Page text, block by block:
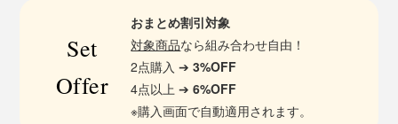
Set
Offer
おまとめ割引対象
対象商品なら組み合わせ自由！
2点購入 ➔3%OFF
4点以上 ➔6%OFF
※購入画面で自動適用されます。